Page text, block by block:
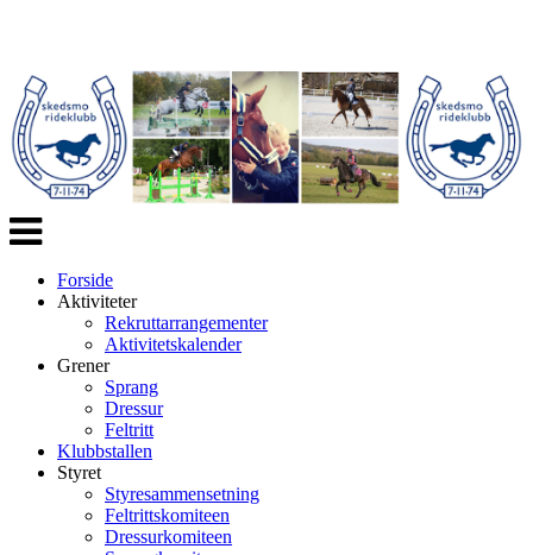
Veksle
navigasjon
Forside
Aktiviteter
Rekruttarrangementer
Aktivitetskalender
Grener
Sprang
Dressur
Feltritt
Klubbstallen
Styret
Styresammensetning
Feltrittskomiteen
Dressurkomiteen